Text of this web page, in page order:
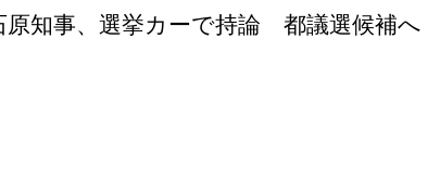
知事、選挙カーで持論 都議選候補へ